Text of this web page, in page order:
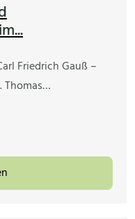
Friedrich Gauß –
Thomas…